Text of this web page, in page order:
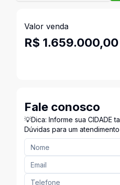
Valor venda
R$ 1.659.000,00
Fale conosco
💡Dica: Informe sua CIDADE
Dúvidas para um